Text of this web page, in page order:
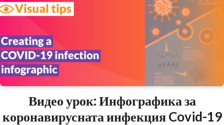
Видео урок: Инфографика за
коронавирусната инфекция Covid-19